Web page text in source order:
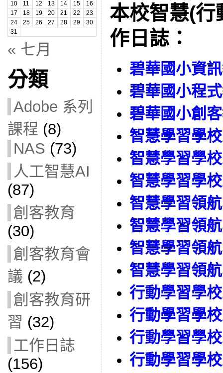
10
11 12 13 14 15
16
17
18 19 20 21 22
23
24
25 26 27 28 29
30
31
« 七月
分類
Adobe 系列
課程 (8)
NAS (73)
人工智慧AI
(87)
創客教育
(30)
創客教育會
議 (2)
創客教育研
習 (32)
工作日誌
(156)
本校智慧(行
作日誌：
碧華國小資
碧華國小程
碧華國小創
智慧學習學
智慧學習學
智慧學習學
智慧學習領
智慧學習領
智慧學習領
智慧學習領
行動學習學
行動學習學
行動學習學
行動學習學